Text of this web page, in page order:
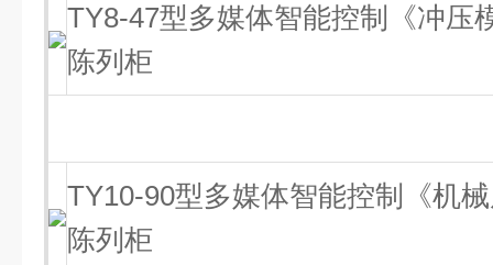
TY8-47型多媒体智能控制《冲压
陈列柜
TY10-90型多媒体智能控制《机
陈列柜